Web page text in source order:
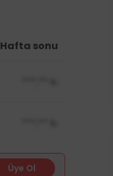
Hafta sonu
Üye Ol